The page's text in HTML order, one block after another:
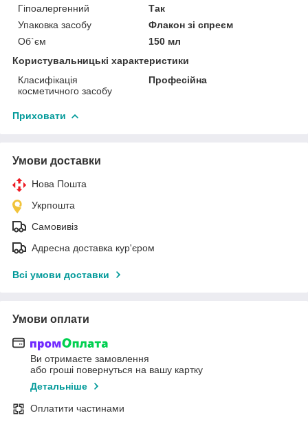
Гіпоалергенний
Так
Упаковка засобу
Флакон зі спреєм
Об`єм
150 мл
Користувальницькі характеристики
Класифікація
косметичного засобу
Професійна
Приховати
Умови доставки
Нова Пошта
Укрпошта
Самовивіз
Адресна доставка кур'єром
Всі умови доставки
Умови оплати
Ви отримаєте замовлення
або гроші повернуться на вашу картку
Детальніше
Оплатити частинами